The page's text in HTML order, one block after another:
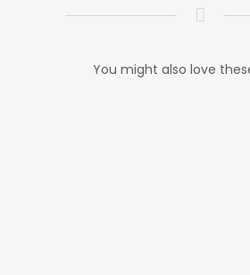
You might also love